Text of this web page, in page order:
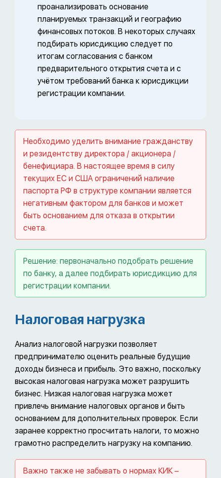
проанализировать основание
планируемых транзакций и географию
финансовых потоков. В некоторых случаях
подбирать юрисдикцию следует по
итогам согласования с банком
предварительного открытия счета и с
учётом требований банка к юрисдикции
регистрации компании.
Необходимо уделить внимание гражданству
и резидентству директора / акционера /
бенефициара. В настоящее время в силу
текущих ЕС и США ограничений наличие
паспорта РФ в структуре компании является
негативным фактором для банков и может
быть основанием для отказа в открытии
счета.
Решение: первоначально подобрать решение
по банку, а далее подбирать юрисдикцию для
регистрации компании.
Налоговая нагрузка
Анализ налоговой нагрузки позволяет
предпринимателю оценить реальные будущие
доходы бизнеса и прибыль. Это важно, поскольку
высокая налоговая нагрузка может разрушить
бизнес. Низкая налоговая нагрузка может
привлечь внимание налоговых органов и быть
основанием для дополнительных проверок. Если
заранее корректно просчитать налоги, то можно
грамотно распределить нагрузку на компанию.
Важно также не забывать о нормах КИК –